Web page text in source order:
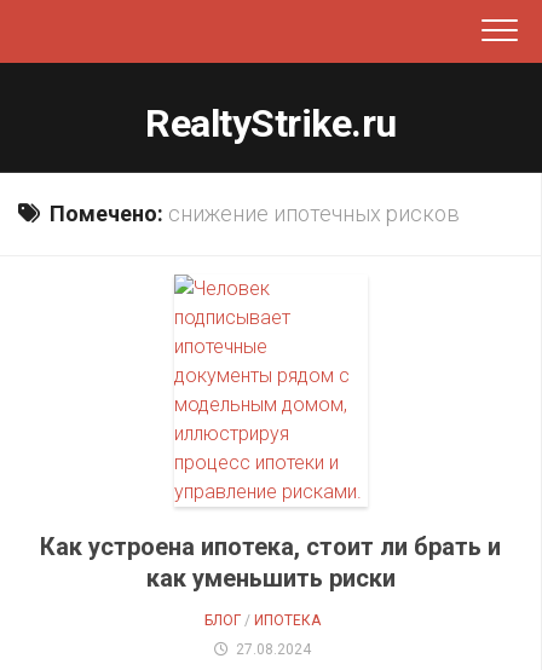
содержанию
RealtyStrike.ru
Помечено: снижение ипотечных рисков
Как устроена ипотека, стоит ли брать и
как уменьшить риски
БЛОГ/ ИПОТЕКА
27.08.2024